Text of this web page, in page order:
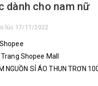
dành cho nam nữ
lúc 17/11/2022
Shopee Mall
NGUỒN SỈ ÁO THUN TRƠN